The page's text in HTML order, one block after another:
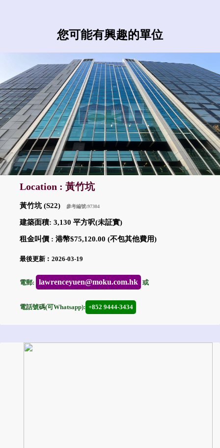
您可能有興趣的單位
Location : 黃竹坑
黃竹坑 (S22) 參考編號:97304
建築面積: 3,130 平方呎(未証實)
租金叫價 : 港幣$75,120.00 (不包其他費用)
最後更新︰2026-03-19
電郵: lawrenceyuen@moku.com.hk 或
電話號碼(可Whatsapp): +852 9444-3434